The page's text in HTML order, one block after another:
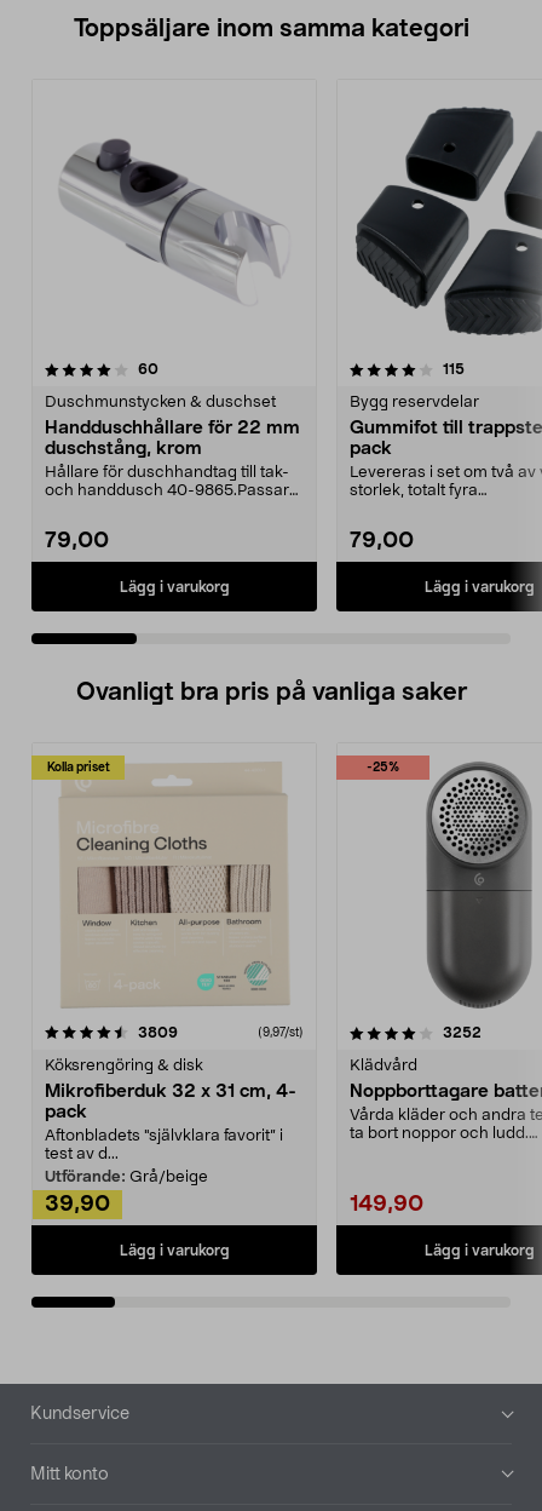
Toppsäljare inom samma kategori
60recensioner
Duschmunstycken & duschset
Handduschhållare för 22 mm
duschstång, krom
Hållare för duschhandtag till tak-
och handdusch 40-9865.Passar
79,00
Lägg i varukorg
4.0 av 5 stjärnor 115
Bygg reservdelar
Gummifot till
pack
Levereras i set om två av
storlek, totalt fyra
79,00
Lägg i varukorg
4.5 av 5 stjärnor
Ovanligt bra pris på vanliga saker
Kolla priset
3809recensioner (9,97/st)
Köksrengöring & disk
Mikrofiberduk 32 x 31 cm, 4-
pack
Aftonbladets "självklara favorit” i
test av d...
Utförande: Grå/beige
39,90
Lägg i varukorg
-25%
4.0av 5 stjärnor 3252
Klädvård
Noppborttagare
Vårda kläder och andra
ta bort noppor och ludd.
149,90
Lägg i varukorg
4.5av 5 stjärnor
Sidfot
Kundservice
Mitt konto